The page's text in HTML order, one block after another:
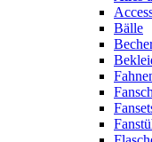
Bälle